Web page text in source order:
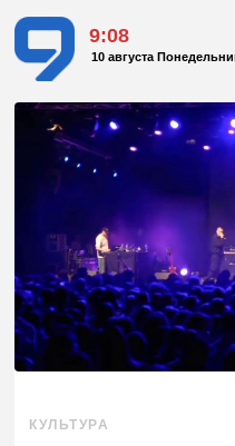
9:08
10 августа
КУЛЬТУРА